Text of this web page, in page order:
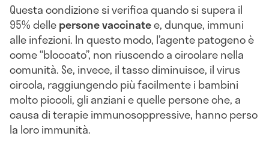
Questa condizione si verifica quando si supera il
95% dellepersone vaccinatee, dunque, immuni
alle infezioni. In questo modo, l’agente patogeno è
come “bloccato”, non riuscendo a circolare nella
comunità. Se, invece, il tasso diminuisce, il virus
circola, raggiungendo più facilmente i bambini
molto piccoli, gli anziani e quelle persone che, a
causa di terapie immunosoppressive, hanno perso
la loro immunità.